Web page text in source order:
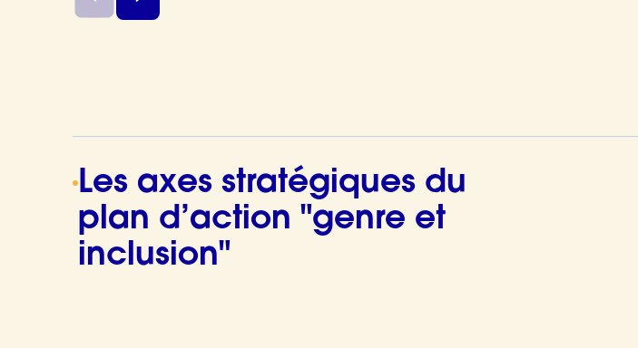
Les axes stratégiques du
plan d’action "genre et
inclusion"